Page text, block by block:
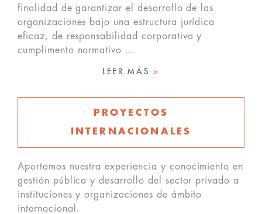
finalidad de garantizar el desarrollo de las
organizaciones bajo una estructura jurídica
eficaz, de responsabilidad corporativa y
cumplimento normativo …
LEER MÁS>
PROYECTOS
INTERNACIONALES
Aportamos nuestra experiencia y conocimiento en
gestión pública y desarrollo del sector privado a
instituciones y organizaciones de ámbito
internacional.